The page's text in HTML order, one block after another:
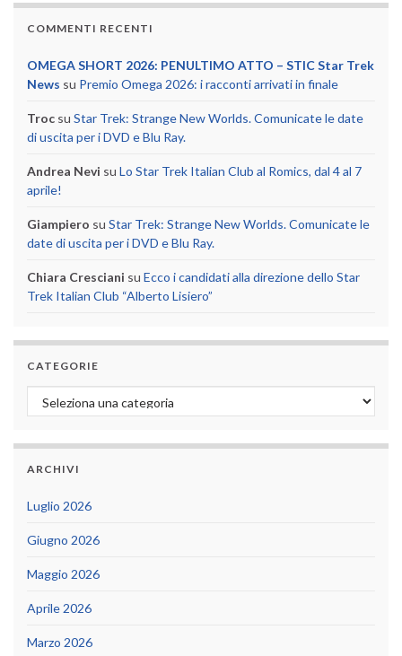
COMMENTI RECENTI
OMEGA SHORT 2026: PENULTIMO ATTO – STIC Star Trek
News su Premio Omega 2026: i racconti arrivati in finale
Troc su Star Trek: Strange New Worlds. Comunicate le date
di uscita per i DVD e Blu Ray.
Andrea Nevi su Lo Star Trek Italian Club al Romics, dal 4 al 7
aprile!
Giampiero su Star Trek: Strange New Worlds. Comunicate le
date di uscita per i DVD e Blu Ray.
Chiara Cresciani su Ecco i candidati alla direzione dello Star
Trek Italian Club “Alberto Lisiero”
CATEGORIE
Categorie
ARCHIVI
Luglio 2026
Giugno 2026
Maggio 2026
Aprile 2026
Marzo 2026